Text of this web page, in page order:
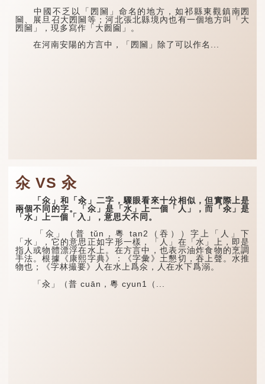
中國不乏以「圐圙」命名的地方，如祁縣東觀鎮南圐
圙、展旦召大圐圙等；河北張北縣境內也有一個地方叫「大
圐圙」，現多寫作「大囫圇」。
在河南安陽的方言中，「圐圙」除了可以作名...
氽 VS 汆
「氽」和「汆」二字，驟眼看來十分相似，但實際上是
兩個不同的字。「氽」是「水」上一個「人」，而「汆」是
「水」上一個「入」，意思大不同。
「氽」（普 tǔn，粵 tan2（吞））字上「人」下
「水」，它的意思正如字形一樣，「人」在「水」上，即是
指人或物體漂浮在水上。在方言中，也表示油炸食物的烹調
手法。根據《康熙字典》：《字彙》土懇切，吞上聲。水推
物也；《字林撮要》人在水上爲氽，人在水下爲溺。
「汆」（普 cuān，粵 cyun1（...